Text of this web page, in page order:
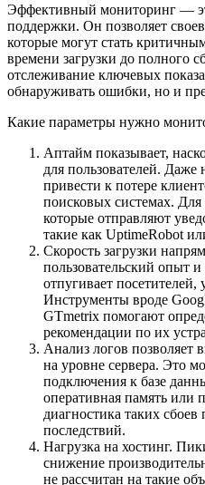
Эффективный мониторинг —
поддержки. Он позволяет
которые могут стать
времени загрузки до полного
отслеживание ключевых
обнаруживать ошибки, но и
Какие параметры нужно
Аптайм показывает,
для пользователей. Даже
привести к потере
поисковых системах.
которые отправляют
такие как UptimeRobot
Скорость загрузки
пользовательский опыт
отпугивает посетителей,
Инструменты вроде
GTmetrix помогают
рекомендации по их
Анализ логов позволяет
на уровне сервера. Это
подключения к базе
оперативная память или
диагностика таких сбоев
последствий.
Нагрузка на хостинг.
снижение
не рассчитан на такие